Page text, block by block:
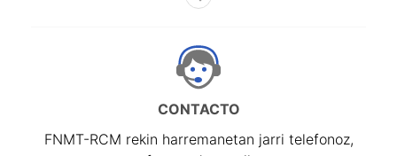
CONTACTO
FNMT-RCM rekin harremanetan jarri telefonoz,